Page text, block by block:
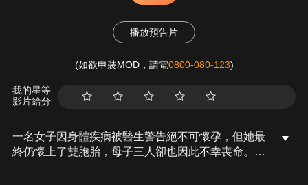
播放預告片
(如欲申裝MOD，請電0800-080-123)
我的星等
影片給分
一名女子因身體疾病被醫生警告絕不可懷孕，但她最
終仍懷上了雙胞胎，母子三人卻也因此不幸喪命。因